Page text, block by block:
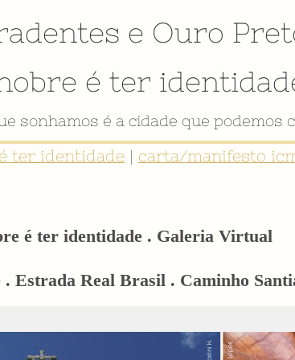
e Ouro
é ter
sonhamos é a cidade que podemos
ter identidade | carta/manifesto
é ter identidade . Galeria Virtual
Estrada Real Brasil . Caminho